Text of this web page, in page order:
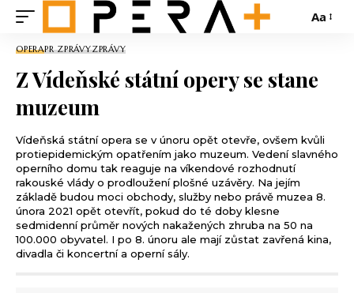
Aa
OPERAPR ZPRÁVYZPRÁVY
Z Vídeňské státní opery se stane
muzeum
Vídeňská státní opera se v únoru opět otevře, ovšem kvůli
protiepidemickým opatřením jako muzeum. Vedení slavného
operního domu tak reaguje na víkendové rozhodnutí
rakouské vlády o prodloužení plošné uzávěry. Na jejím
základě budou moci obchody, služby nebo právě muzea 8.
února 2021 opět otevřít, pokud do té doby klesne
sedmidenní průměr nových nakažených zhruba na 50 na
100.000 obyvatel. I po 8. únoru ale mají zůstat zavřená kina,
divadla či koncertní a operní sály.